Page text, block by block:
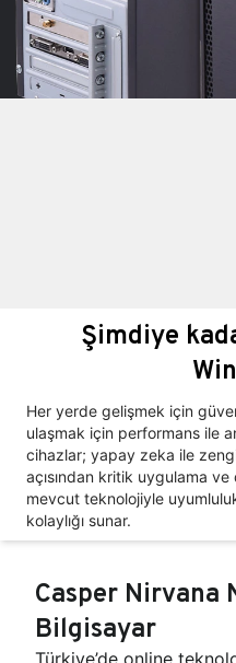
Şimdiye
Her yerde gelişmek için
ulaşmak için performans ile
cihazlar; yapay zeka ile
açısından kritik uygulama
mevcut teknolojiyle
kolaylığı sunar.
Casper Nirvana
Bilgisayar
Türkiye’de online